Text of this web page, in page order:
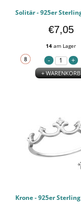
€7,05
14 am Lager
+ WARENKORB